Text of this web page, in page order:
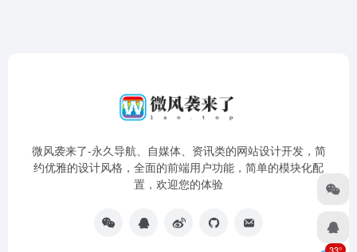
微风袭来了-永久导航、自媒体、资讯类的网站设计开发，简
约优雅的设计风格，全面的前端用户功能，简单的模块化配
置，欢迎您的体验